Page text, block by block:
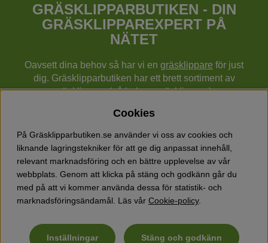
GRÄSKLIPPARBUTIKEN - DIN
GRÄSKLIPPAREXPERT PÅ
NÄTET
Oavsett dina behov så har vi en gräsklippare för just
dig. Gräsklipparbutiken har ett brett sortiment av
gräsklippare (gå bakom gräsklippare),
cylindergräsklippare, traktorer mm från Husqvarna,
Klippo och Gardena.
Utöver gräsklippare finns också ett brett sortiment hos
Gräsklipparbutiken med skog & trädgårdsprodukter så
som grästrimmers, röjsågar, motorsågar, häcksaxar,
jordfräsar, lövblåsar, snöslungor, vertikalskärare, elverk,
skyddsutrustning, kläder, oljor, barnleksaker mm.
Cookies
På Gräsklipparbutiken.se använder vi oss av cookies och
liknande lagringstekniker för att ge dig anpassat innehåll,
relevant marknadsföring och en bättre upplevelse av vår
webbplats. Genom att klicka på stäng och godkänn går du
med på att vi kommer använda dessa för statistik- och
marknadsföringsändamål. Läs vår Cookie-policy.
Inställningar Stäng och godkänn